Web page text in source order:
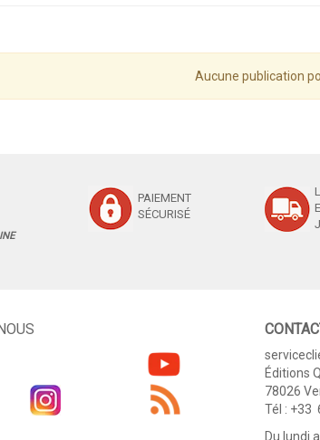
Aucune publication
PAIEMENT
SÉCURISÉ
Éditions
78026
Tél : +33
Du lundi